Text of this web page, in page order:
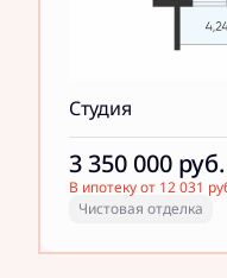
Студия
3 350 000 руб.
В ипотеку от 12 031
Чистовая отделка